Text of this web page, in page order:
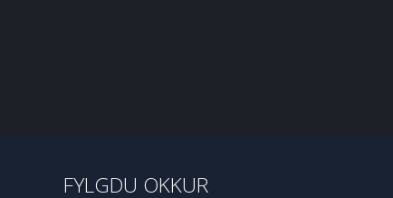
FYLGDU OKKUR